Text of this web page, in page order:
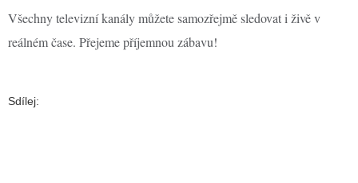
Všechny televizní kanály můžete samozřejmě sledovat i živě v
reálném čase. Přejeme příjemnou zábavu!
Sdílej: